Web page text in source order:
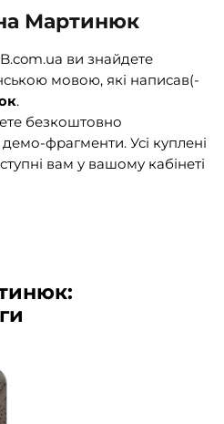
(1015)
посібники (527)
словники (55)
(1)
Мартинюк
ви знайдете
мовою, які написав(-
.
безкоштовно
фрагменти. Усі куплені
вам у вашому кабінеті